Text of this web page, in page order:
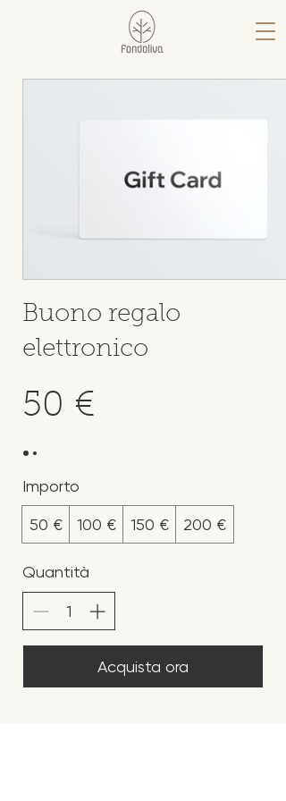
Buono regalo
elettronico
50 €
Importo
50 € 100 € 150 € 200 €
Quantità
Acquista ora